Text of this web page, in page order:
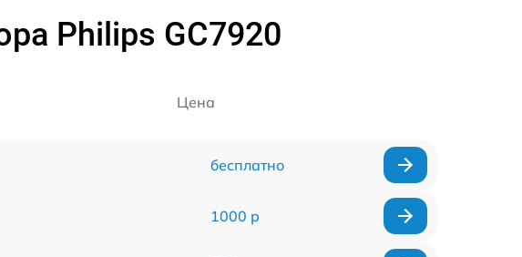
Philips GC7920
Цена
бесплатно
1000 р